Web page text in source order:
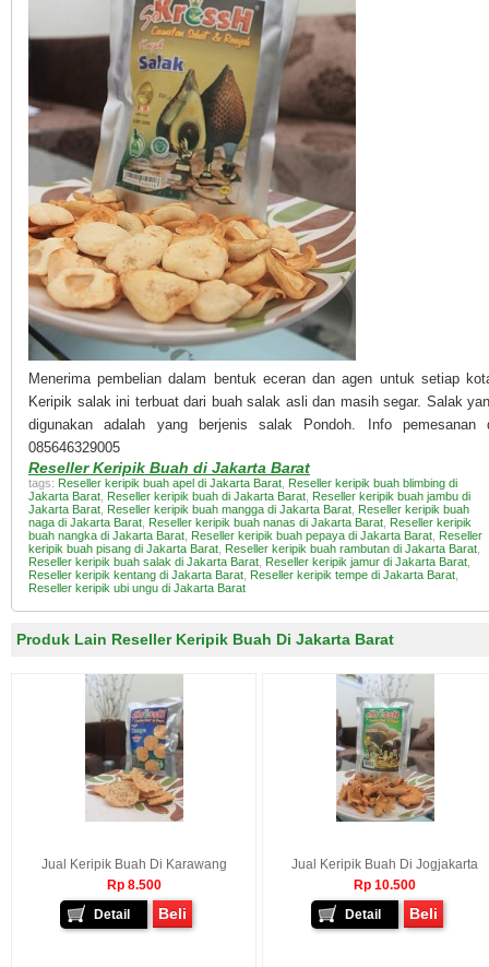
Menerima pembelian dalam bentuk eceran dan agen untuk setiap
Keripik salak ini terbuat dari buah salak asli dan masih segar. Salak
digunakan adalah yang berjenis salak Pondoh. Info pemesanan
085646329005
Reseller Keripik Buah di Jakarta Barat
tags: Reseller keripik buah apel di Jakarta Barat Reseller keripik buah blimbing di
Jakarta Barat Reseller keripik buah di Jakarta Barat Reseller keripik buah jambu di
Jakarta Barat Reseller keripik buah mangga di Jakarta Barat Reseller keripik buah
naga di Jakarta Barat Reseller keripik buah nanas di Jakarta Barat Reseller keripik
buah nangka di Jakarta Barat Reseller keripik buah pepaya di Jakarta Barat Reseller
keripik buah pisang di Jakarta Barat Reseller keripik buah rambutan di Jakarta Barat
Reseller keripik buah salak di Jakarta Barat Reseller keripik jamur di Jakarta Barat
Reseller keripik kentang di Jakarta Barat Reseller keripik tempe di Jakarta Barat
Reseller keripik ubi ungu di Jakarta Barat
Produk Lain Reseller Keripik Buah Di Jakarta Barat
Jual Keripik Buah Di Karawang
Rp 8.500
Detail
Beli
Jual Keripik Buah Di Jogjakarta
Rp 10.500
Detail
Beli